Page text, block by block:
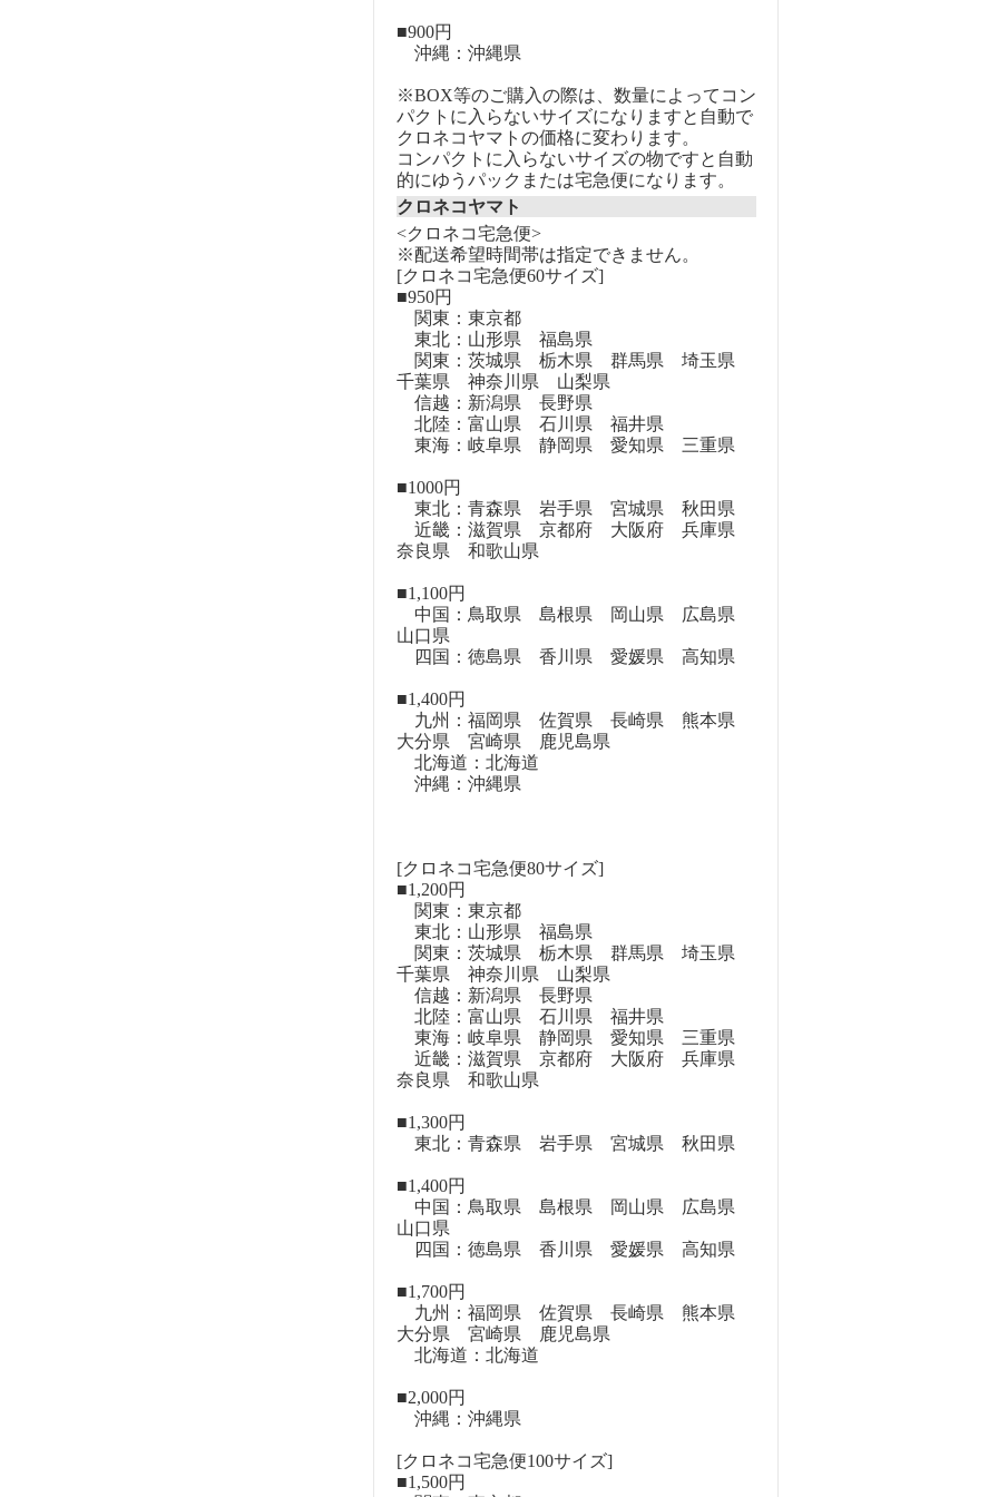
■900円
沖縄：沖縄県
※BOX等のご購入の際は、数量によってコン
パクトに入らないサイズになりますと自動で
クロネコヤマトの価格に変わります。
コンパクトに入らないサイズの物ですと自動
的にゆうパックまたは宅急便になります。
クロネコヤマト
<クロネコ宅急便>
※配送希望時間帯は指定できません。
[クロネコ宅急便60サイズ]
■950円
関東：東京都
東北：山形県 福島県
関東：茨城県 栃木県 群馬県 埼玉県
千葉県 神奈川県 山梨県
信越：新潟県 長野県
北陸：富山県 石川県 福井県
東海：岐阜県 静岡県 愛知県 三重県
■1000円
東北：青森県 岩手県 宮城県 秋田県
近畿：滋賀県 京都府 大阪府 兵庫県
奈良県 和歌山県
■1,100円
中国：鳥取県 島根県 岡山県 広島県
山口県
四国：徳島県 香川県 愛媛県 高知県
■1,400円
九州：福岡県 佐賀県 長崎県 熊本県
大分県 宮崎県 鹿児島県
北海道：北海道
沖縄：沖縄県
[クロネコ宅急便80サイズ]
■1,200円
関東：東京都
東北：山形県 福島県
関東：茨城県 栃木県 群馬県 埼玉県
千葉県 神奈川県 山梨県
信越：新潟県 長野県
北陸：富山県 石川県 福井県
東海：岐阜県 静岡県 愛知県 三重県
近畿：滋賀県 京都府 大阪府 兵庫県
奈良県 和歌山県
■1,300円
東北：青森県 岩手県 宮城県 秋田県
■1,400円
中国：鳥取県 島根県 岡山県 広島県
山口県
四国：徳島県 香川県 愛媛県 高知県
■1,700円
九州：福岡県 佐賀県 長崎県 熊本県
大分県 宮崎県 鹿児島県
北海道：北海道
■2,000円
沖縄：沖縄県
[クロネコ宅急便100サイズ]
■1,500円